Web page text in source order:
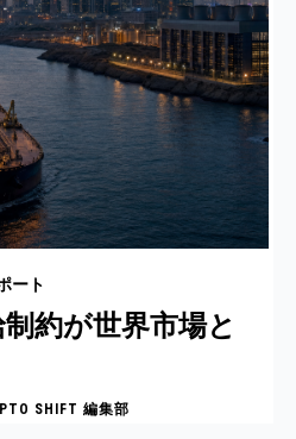
ート
約が世界市場と
SHIFT 編集部